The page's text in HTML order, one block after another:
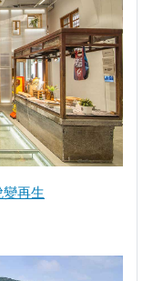
再生